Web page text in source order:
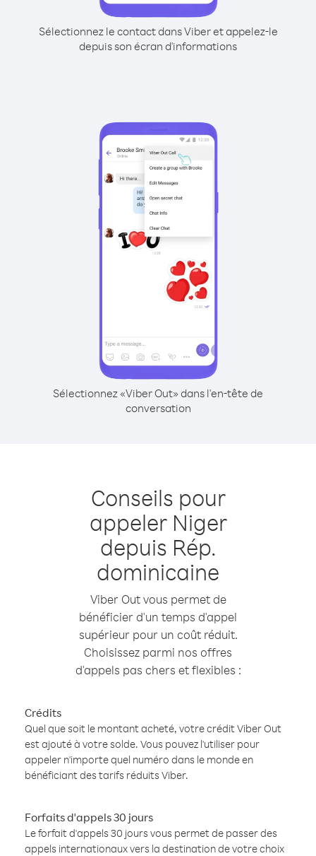
Sélectionnez le contact dans Viber et appelez-le
depuis son écran d'informations
Sélectionnez «Viber Out» dans l'en-tête de
conversation
Conseils pour
appeler Niger
depuis Rép.
dominicaine
Viber Out vous permet de
bénéficier d'un temps d'appel
supérieur pour un coût réduit.
Choisissez parmi nos offres
d'appels pas chers et flexibles :
Crédits
Quel que soit le montant acheté, votre crédit Viber Out
est ajouté à votre solde. Vous pouvez l'utiliser pour
appeler n'importe quel numéro dans le monde en
bénéficiant des tarifs réduits Viber.
Forfaits d'appels 30 jours
Le forfait d'appels 30 jours vous permet de passer des
appels internationaux vers la destination de votre choix